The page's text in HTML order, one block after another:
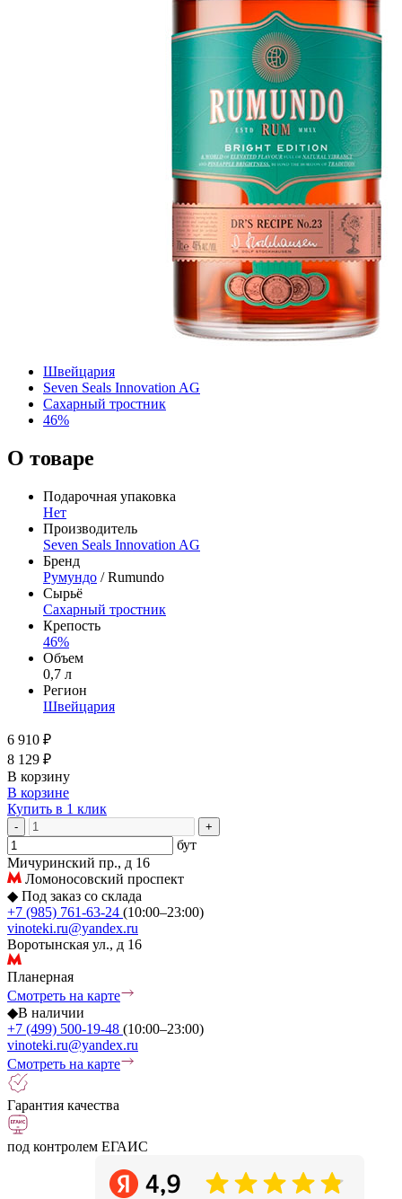
Швейцария
Seven Seals Innovation AG
Сахарный тростник
46%
О товаре
Подарочная упаковка
Нет
Производитель
Seven Seals Innovation AG
Бренд
Румундо / Rumundo
Сырьё
Сахарный тростник
Крепость
46%
Объем
0,7 л
Регион
Швейцария
6 910 ₽
8 129 ₽
В корзину
В корзине
Купить в 1 клик
- +
бут
Мичуринский пр., д 16
Ломоносовский проспект
◆ Под заказ со склада
+7 (985) 761-63-24 (10:00–23:00)
vinoteki.ru@yandex.ru
Воротынская ул., д 16
Планерная
Смотреть на карте
◆В наличии
+7 (499) 500-19-48 (10:00–23:00)
vinoteki.ru@yandex.ru
Смотреть на карте
Гарантия качества
под контролем ЕГАИС